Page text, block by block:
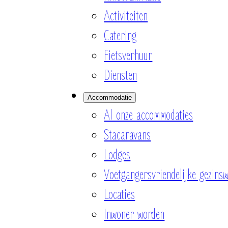
Activiteiten
Catering
Fietsverhuur
Diensten
Accommodatie
Al onze accommodaties
Stacaravans
Lodges
Voetgangersvriendelijke
Locaties
Inwoner worden